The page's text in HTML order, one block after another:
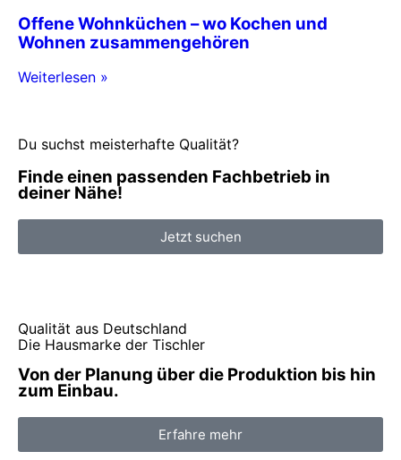
Offene Wohnküchen – wo Kochen und
Wohnen zusammengehören
Weiterlesen »
Du suchst meisterhafte Qualität?
Finde einen passenden Fachbetrieb in
deiner Nähe!
Jetzt suchen
Qualität aus Deutschland
Die Hausmarke der Tischler
Von der Planung über die Produktion bis hin
zum Einbau.
Erfahre mehr